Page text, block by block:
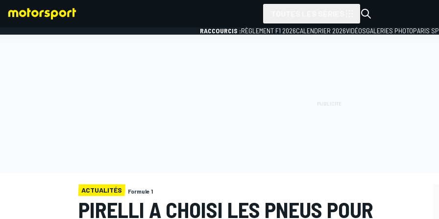
RACCOURCIS :RÈGLEMENT F1 2026CALENDRIER 2026VIDÉOSGALERIES PHOTOPARIS
ACTUALITÉS Formule 1
PIRELLI A CHOISI LES PNEUS POUR